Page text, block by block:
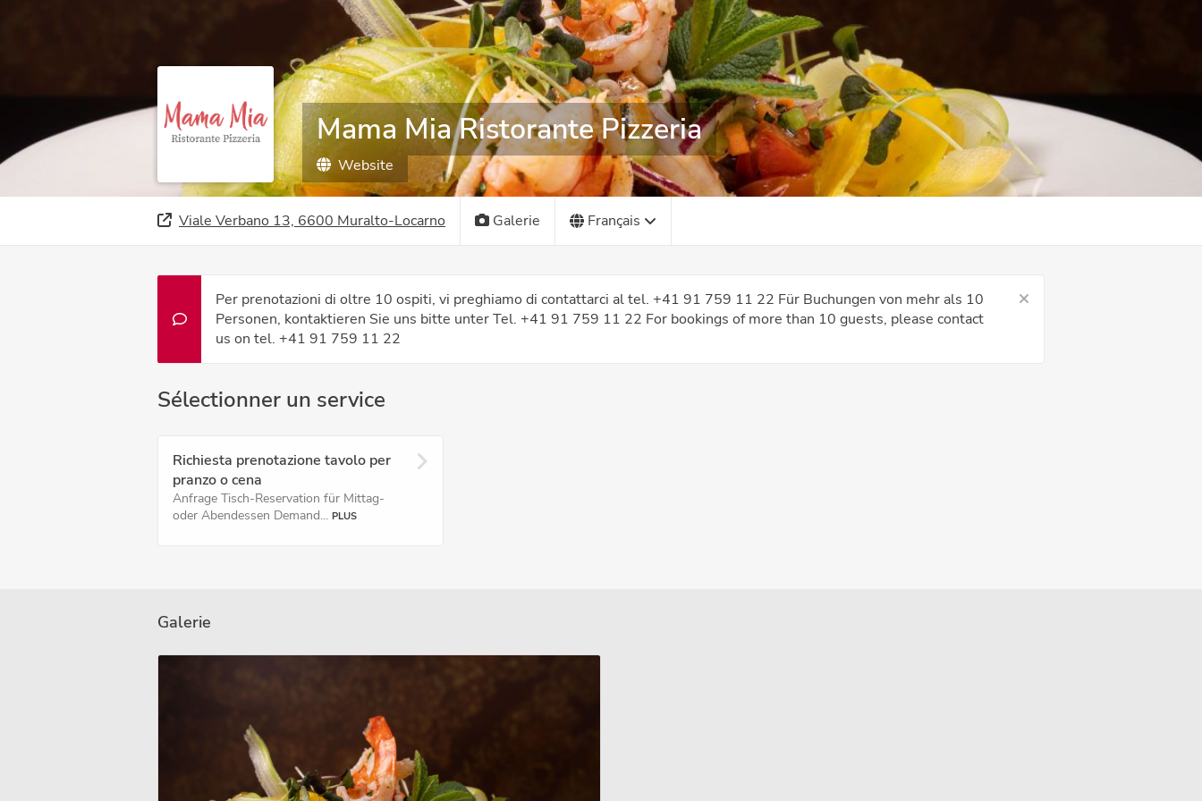
Mama Mia Ristorante Pizzeria
Website
Viale Verbano 13, 6600 Muralto-Locarno Galerie Français
Per prenotazioni di oltre 10 ospiti, vi preghiamo di contattarci al tel. +41 91 759 11 22 Für Buchungen von mehr als 10
Personen, kontaktieren Sie uns bitte unter Tel. +41 91 759 11 22 For bookings of more than 10 guests, please contact
us on tel. +41 91 759 11 22
Sélectionner un service
Richiesta prenotazione tavolo per
pranzo o cena
Anfrage Tisch-Reservation für Mittag-
oder Abendessen Demand... PLUS
Galerie